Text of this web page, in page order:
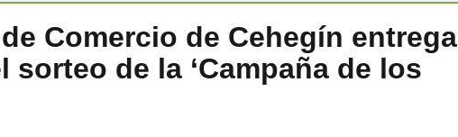
Comercio de Cehegín entrega
sorteo de la ‘Campaña de los